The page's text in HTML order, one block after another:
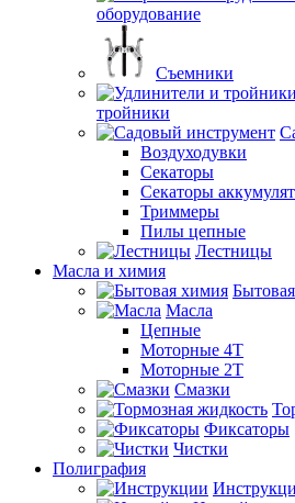
оборудование
Съемники
тройники
Воздуходувки
Секаторы
Секаторы
Триммеры
Пилы цепные
Лестницы
Масла и химия
Масла
Цепные
Моторные 4Т
Моторные 2Т
Смазки
Фиксаторы
Чистки
Полиграфия